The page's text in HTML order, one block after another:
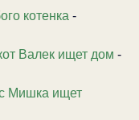
котенка -
Валек ищет дом -
Мишка ищет